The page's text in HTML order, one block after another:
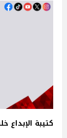
كتيبة الإبداع